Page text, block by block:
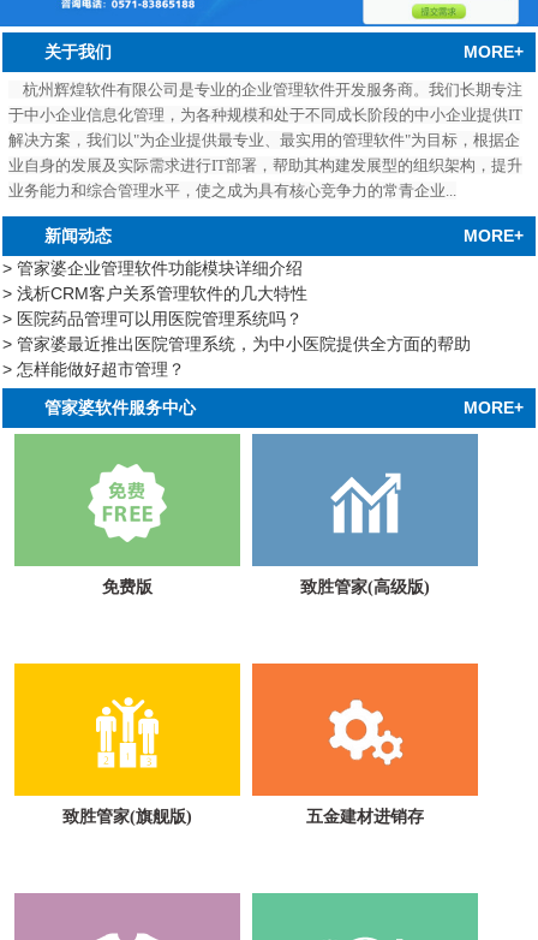
关于我们 MORE+
杭州辉煌软件有限公司是专业的企业管理软件开发服务商。我们长期专注
于中小企业信息化管理，为各种规模和处于不同成长阶段的中小企业提供IT
解决方案，我们以"为企业提供最专业、最实用的管理软件"为目标，根据企
业自身的发展及实际需求进行IT部署，帮助其构建发展型的组织架构，提升
业务能力和综合管理水平，使之成为具有核心竞争力的常青企业...
新闻动态
MORE+
> 管家婆企业管理软件功能模块详细介绍
> 浅析CRM客户关系管理软件的几大特性
> 医院药品管理可以用医院管理系统吗？
> 管家婆最近推出医院管理系统，为中小医院提供全方面的帮助
> 怎样能做好超市管理？
管家婆软件服务中心 MORE+
免费版 致胜管家(高级版)
致胜管家(旗舰版) 五金建材进销存